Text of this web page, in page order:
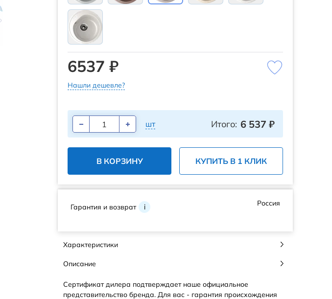
6537 ₽
Нашли дешевле?
шт Итого: 6 537 ₽
В КОРЗИНУ КУПИТЬ В 1 КЛИК
Гарантия и возврат i Россия
Характеристики
Описание
Сертификат дилера подтверждает наше официальное
представительство бренда. Для вас - гарантия происхождения